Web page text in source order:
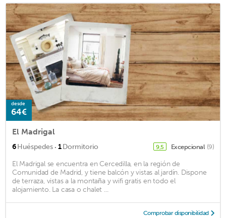
desde
64€
El Madrigal
6Huéspedes · 1Dormitorio 9,5 Excepcional (9)
El Madrigal se encuentra en Cercedilla, en la región de
Comunidad de Madrid, y tiene balcón y vistas al jardín. Dispone
de terraza, vistas a la montaña y wifi gratis en todo el
alojamiento. La casa o chalet ...
Comprobar disponibilidad